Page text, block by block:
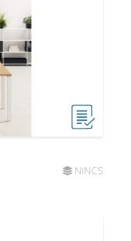
NINCS